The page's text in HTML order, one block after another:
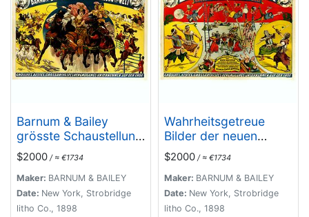
Barnum & Bailey
grösste Schaustellung
der Welt.
$2000 / ≈ €1734
Maker: BARNUM & BAILEY
Date: New York, Strobridge
litho Co., 1898
Wahrheitsgetreue
Bilder der neuen
Kunststücke und
beiname ans
wunderbare
grenzenden
vorstellungen einer
$2000 / ≈ €1734
Maker: BARNUM & BAILEY
Date: New York, Strobridge
litho Co., 1898